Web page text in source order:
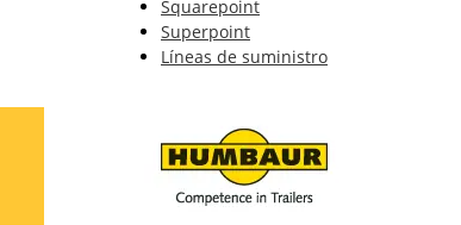
Squarepoint
Superpoint
Líneas de suministro